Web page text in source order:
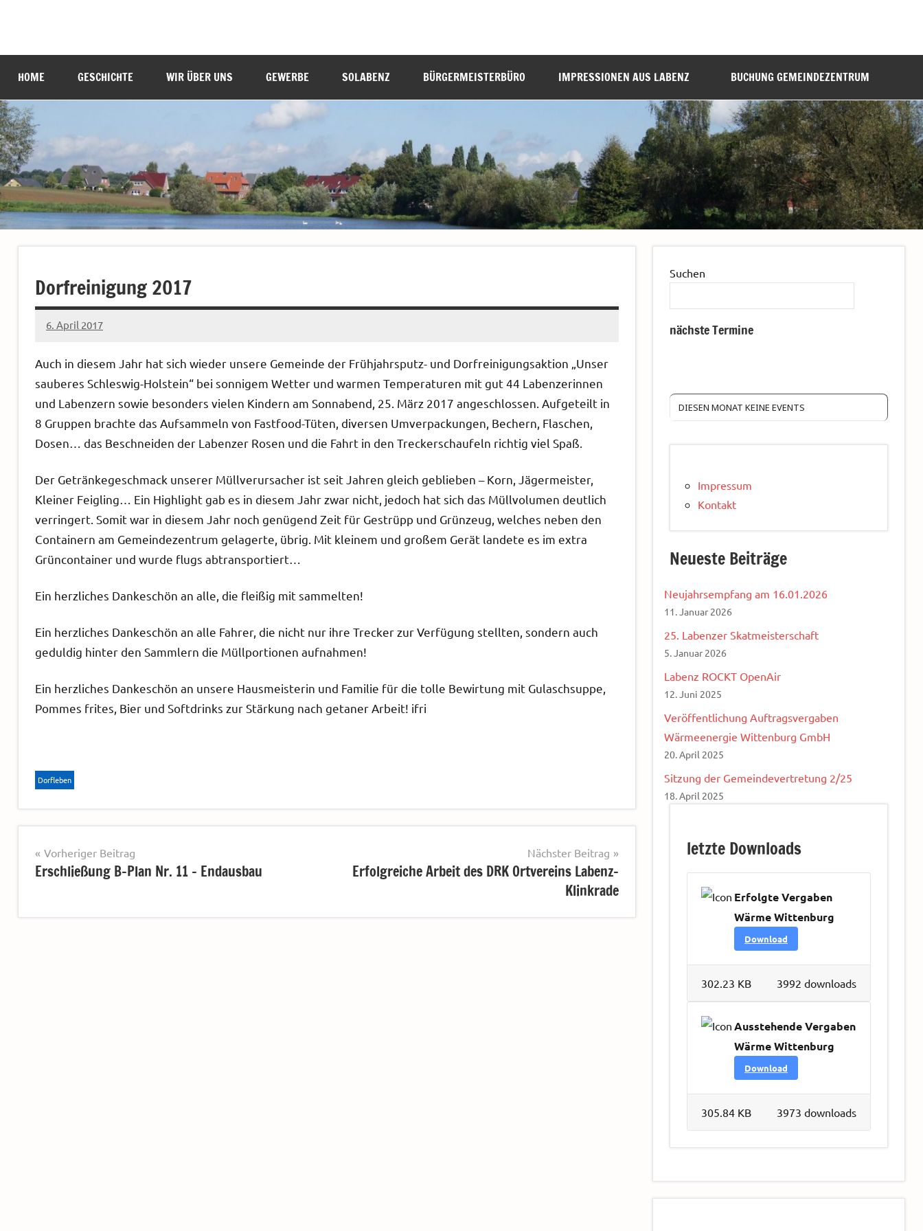
Labenz
Gemeinde
stellt
HOME GESCHICHTE WIR ÜBER UNS GEWERBE SOLABENZ BÜRGERMEISTERBÜRO IMPRESSIONEN AUS LABENZ BUCHUNG GEMEINDEZENTRUM
Dorfreinigung 2017
6. April 2017
Sven
Auch in diesem Jahr hat sich wieder unsere Gemeinde der Frühjahrsputz- und Dorfreinigungsaktion „Unser
sauberes Schleswig-Holstein“ bei sonnigem Wetter und warmen Temperaturen mit gut 44 Labenzerinnen
und Labenzern sowie besonders vielen Kindern am Sonnabend, 25. März 2017 angeschlossen. Aufgeteilt in
8 Gruppen brachte das Aufsammeln von Fastfood-Tüten, diversen Umverpackungen, Bechern, Flaschen,
Dosen… das Beschneiden der Labenzer Rosen und die Fahrt in den Treckerschaufeln richtig viel Spaß.
Der Getränkegeschmack unserer Müllverursacher ist seit Jahren gleich geblieben – Korn, Jägermeister,
Kleiner Feigling… Ein Highlight gab es in diesem Jahr zwar nicht, jedoch hat sich das Müllvolumen deutlich
verringert. Somit war in diesem Jahr noch genügend Zeit für Gestrüpp und Grünzeug, welches neben den
Containern am Gemeindezentrum gelagerte, übrig. Mit kleinem und großem Gerät landete es im extra
Grüncontainer und wurde flugs abtransportiert…
Ein herzliches Dankeschön an alle, die fleißig mit sammelten!
Ein herzliches Dankeschön an alle Fahrer, die nicht nur ihre Trecker zur Verfügung stellten, sondern auch
geduldig hinter den Sammlern die Müllportionen aufnahmen!
Ein herzliches Dankeschön an unsere Hausmeisterin und Familie für die tolle Bewirtung mit Gulaschsuppe,
Pommes frites, Bier und Softdrinks zur Stärkung nach getaner Arbeit! ifri
Dorfleben
Beitragsnavigation
Vorheriger Beitrag
Erschließung B-Plan Nr. 11 – Endausbau
Nächster Beitrag
Erfolgreiche Arbeit des DRK Ortvereins Labenz-
Klinkrade
Suchen
nächste Termine
DIESEN MONAT KEINE EVENTS
Impressum
Kontakt
Neueste Beiträge
Neujahrsempfang am 16.01.2026
11. Januar 2026
25. Labenzer Skatmeisterschaft
5. Januar 2026
Labenz ROCKT OpenAir
12. Juni 2025
Veröffentlichung Auftragsvergaben
Wärmeenergie Wittenburg GmbH
20. April 2025
Sitzung der Gemeindevertretung 2/25
18. April 2025
letzte Downloads
Erfolgte Vergaben
Wärme Wittenburg
Download
3992 downloads
302.23 KB
Ausstehende Vergaben
Wärme Wittenburg
Download
3973 downloads
305.84 KB